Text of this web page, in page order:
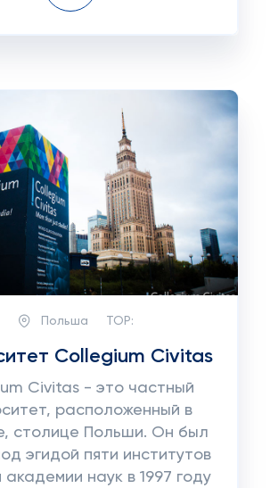
Польша TOP:
Collegium Civitas
Civitas - это частный
расположенный в
столице Польши. Он был
эгидой пяти институтов
академии наук в 1997 году